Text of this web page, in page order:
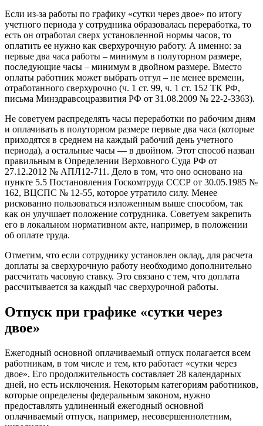
Если из-за работы по графику «сутки через двое» по итогу
учетного периода у сотрудника образовалась переработка, то
есть он отработал сверх установленной нормы часов, то
оплатить ее нужно как сверхурочную работу. А именно: за
первые два часа работы – минимум в полуторном размере,
последующие часы – минимум в двойном размере. Вместо
оплаты работник может выбрать отгул – не менее времени,
отработанного сверхурочно (ч. 1 ст. 99, ч. 1 ст. 152 ТК РФ,
письма Минздравсоцразвития РФ от 31.08.2009 № 22-2-3363).
Не советуем распределять часы переработки по рабочим дням
и оплачивать в полуторном размере первые два часа (которые
приходятся в среднем на каждый рабочий день учетного
периода), а остальные часы — в двойном. Этот способ назван
правильным в Определении Верховного Суда РФ от
27.12.2012 № АПЛ12-711. Дело в том, что оно основано на
пункте 5.5 Постановления Госкомтруда СССР от 30.05.1985 №
162, ВЦСПС № 12-55, которое утратило силу. Менее
рискованно пользоваться изложенным выше способом, так
как он улучшает положение сотрудника. Советуем закрепить
его в локальном нормативном акте, например, в положении
об оплате труда.
Отметим, что если сотруднику установлен оклад, для расчета
доплаты за сверхурочную работу необходимо дополнительно
рассчитать часовую ставку. Это связано с тем, что доплата
рассчитывается за каждый час сверхурочной работы.
Отпуск при графике «сутки через
двое»
Ежегодный основной оплачиваемый отпуск полагается всем
работникам, в том числе и тем, кто работает «сутки через
двое». Его продолжительность составляет 28 календарных
дней, но есть исключения. Некоторым категориям работников,
которые определены федеральным законом, нужно
предоставлять удлиненный ежегодный основной
оплачиваемый отпуск, например, несовершеннолетним,